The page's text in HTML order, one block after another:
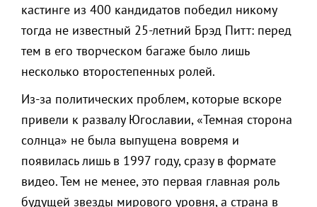
кастинге из 400 кандидатов победил никому
тогда не известный 25-летний Брэд Питт: перед
тем в его творческом багаже было лишь
несколько второстепенных ролей.
Из-за политических проблем, которые вскоре
привели к развалу Югославии, «Темная сторона
солнца» не была выпущена вовремя и
появилась лишь в 1997 году, сразу в формате
видео. Тем не менее, это первая главная роль
будущей звезды мирового уровня, а страна в